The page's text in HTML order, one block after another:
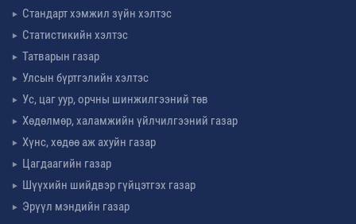
Стандарт хэмжил зүйн хэлтэс
Статистикийн хэлтэс
Татварын газар
Улсын бүртгэлийн хэлтэс
Ус, цаг уур, орчны шинжилгээний төв
Хөдөлмөр, халамжийн үйлчилгээний газар
Хүнс, хөдөө аж ахуйн газар
Цагдаагийн газар
Шүүхийн шийдвэр гүйцэтгэх газар
Эрүүл мэндийн газар